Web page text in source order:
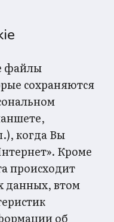
файлы
сохраняются
когда Вы
Кроме
происходит
данных, втом
об